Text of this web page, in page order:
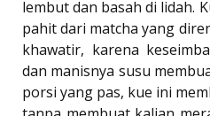
lembut dan basah di lidah.
pahit dari matcha yang
khawatir, karena
dan manisnya susu
porsi yang pas, kue ini